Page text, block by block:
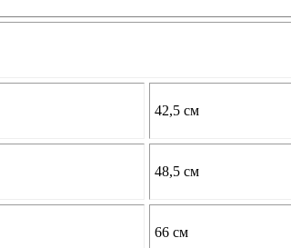
42,5 см
48,5 см
66 см